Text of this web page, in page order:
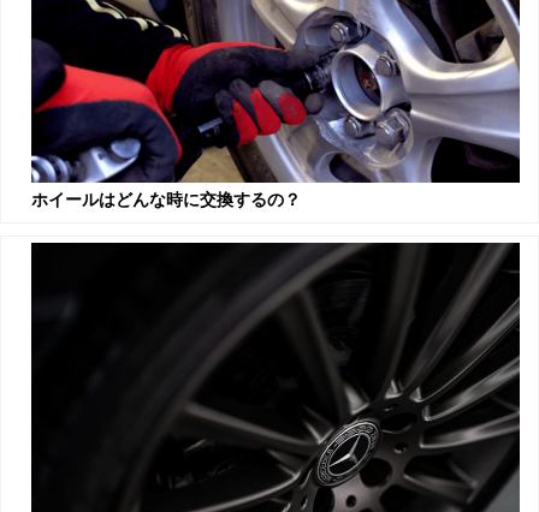
ホイールはどんな時に交換するの？